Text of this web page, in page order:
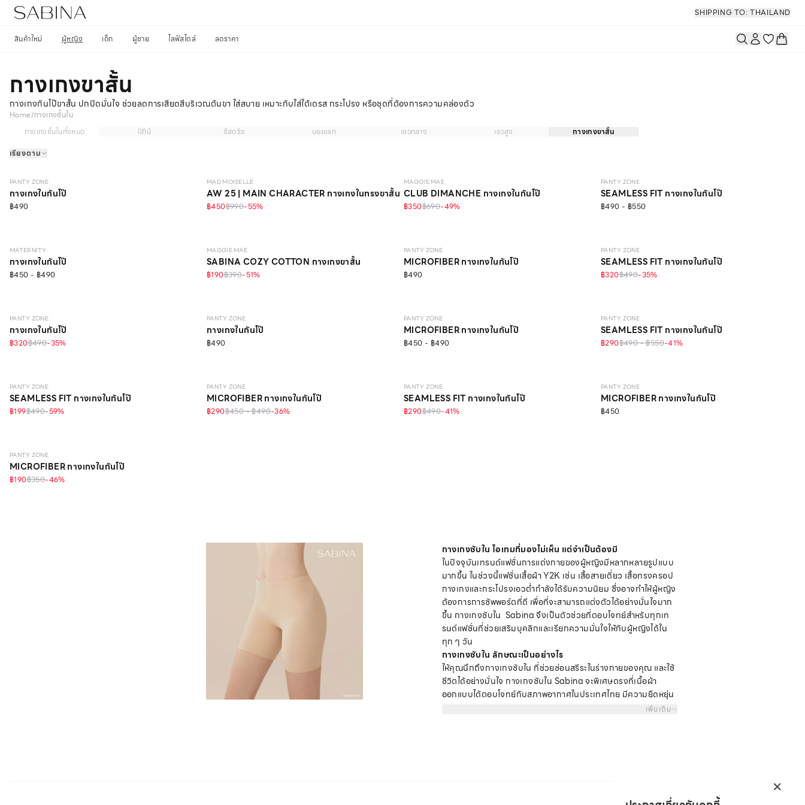
SHIPPING TO: THAILAND
สินค้าใหม่ ผู้หญิง เด็ก ผู้ชาย ไลฟ์สไตล์ ลดราคา
กางเกงขาสั้น
กางเกงกันโป๊ขาสั้น ปกปิดมั่นใจ ช่วยลดการเสียดสีบริเวณต้นขา ใส่สบาย เหมาะกับใส่ใต้เดรส กระโปรง หรือชุดที่ต้องการความคล่องตัว
Home/กางเกงชั้นใน
กางเกงชั้นในทั้งหมด
บิกินี่ จีสตริง บอยเลก เอวกลาง เอวสูง
กางเกงขาสั้น
เรียงตาม
SEAMLESS
PANTY ZONE
กางเกงในกันโป๊
฿490
MAD MOISELLE
AW 25 | MAIN CHARACTER กางเกงในทรงขาสั้น
฿450฿990-55%
MAGGIE MAE
CLUB DIMANCHE กางเกงในกันโป๊
฿350฿690-49%
PANTY ZONE
SEAMLESS FIT กางเกงในกันโป๊
฿490 - ฿550
MATERNITY
กางเกงในกันโป๊
฿450 - ฿490
MAGGIE MAE
SABINA COZY COTTON กางเกงขาสั้น
฿190฿390-51%
PANTY ZONE
MICROFIBER กางเกงในกันโป๊
฿490
PANTY ZONE
SEAMLESS FIT กางเกงในกันโป๊
฿320฿490-35%
PANTY ZONE
กางเกงในกันโป๊
฿320฿490-35%
PANTY ZONE
กางเกงในกันโป๊
฿490
PANTY ZONE
MICROFIBER กางเกงในกันโป๊
฿450 - ฿490
PANTY ZONE
SEAMLESS FIT กางเกงในกันโป๊
฿290฿490 - ฿550-41%
PANTY ZONE
SEAMLESS FIT กางเกงในกันโป๊
฿199฿490-59%
PANTY ZONE
MICROFIBER กางเกงในกันโป๊
฿290฿450 - ฿490-36%
PANTY ZONE
SEAMLESS FIT กางเกงในกันโป๊
฿290฿490-41%
PANTY ZONE
MICROFIBER กางเกงในกันโป๊
฿450
PANTY ZONE
MICROFIBER กางเกงในกันโป๊
฿190฿350-46%
กางเกงซับใน ไอเทมที่มองไม่เห็น แต่จำเป็นต้องมี
ในปัจจุบันเทรนด์แฟชั่นการแต่งกายของผู้หญิงมีหลากหลายรูปแบบ
มากขึ้น ในช่วงนี้แฟชั่นเสื้อผ้า Y2K เช่น เสื้อสายเดี่ยว เสื้อทรงครอป
กางเกงและกระโปรงเอวต่ำกำลังได้รับความนิยม ซึ่งอาจทำให้ผู้หญิง
ต้องการการซัพพอร์ตที่ดี เพื่อที่จะสามารถแต่งตัวได้อย่างมั่นใจมาก
ขึ้น กางเกงซับใน Sabina จึงเป็นตัวช่วยที่ตอบโจทย์สำหรับทุกเท
รนด์แฟชั่นที่ช่วยเสริมบุคลิกและเรียกความมั่นใจให้กับผู้หญิงได้ใน
ทุก ๆ วัน
กางเกงซับใน ลักษณะเป็นอย่างไร
ให้คุณนึกถึงกางเกงซับใน ที่ช่วยซ่อนสรีระในร่างกายของคุณ และใช้
ชีวิตได้อย่างมั่นใจ กางเกงซับใน Sabina จะพิเศษตรงที่เนื้อผ้า
ออกแบบได้ตอบโจทย์กับสภาพอากาศในประเทศไทย มีความยืดหยุ่น
กระชับ ให้คุณขยับร่างกายได้ดั่งใจ เป็นกางเกงซับในไร้ตะเข็บ เหมาะ
เพิ่มเติม
×